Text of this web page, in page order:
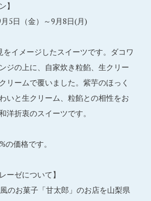
】
5日（金）～9月8日(月)
をイメージしたスイーツです。ダコワ
ジの上に、自家炊き粒餡、生クリー
リームで覆いました。紫芋のほっく
いと生クリーム、粒餡との相性をお
洋折衷のスイーツです。
の価格です。
ーゼについて】
のお菓子「甘太郎」のお店を山梨県